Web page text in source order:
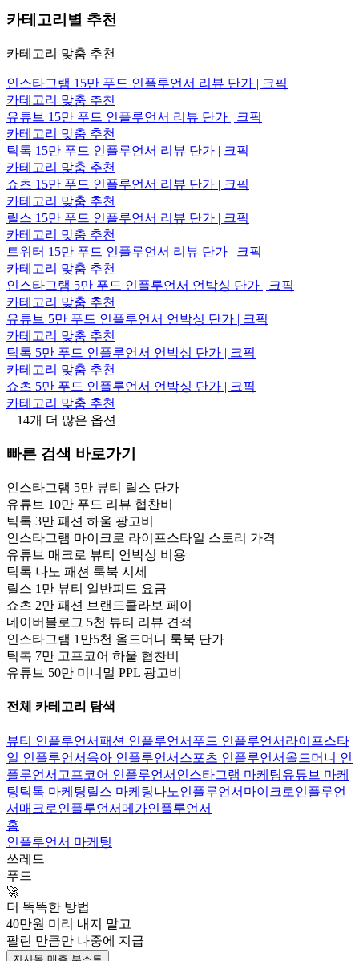
카테고리별 추천
카테고리 맞춤 추천
인스타그램 15만 푸드 인플루언서 리뷰 단가 | 크픽
카테고리 맞춤 추천
유튜브 15만 푸드 인플루언서 리뷰 단가 | 크픽
카테고리 맞춤 추천
틱톡 15만 푸드 인플루언서 리뷰 단가 | 크픽
카테고리 맞춤 추천
쇼츠 15만 푸드 인플루언서 리뷰 단가 | 크픽
카테고리 맞춤 추천
릴스 15만 푸드 인플루언서 리뷰 단가 | 크픽
카테고리 맞춤 추천
트위터 15만 푸드 인플루언서 리뷰 단가 | 크픽
카테고리 맞춤 추천
인스타그램 5만 푸드 인플루언서 언박싱 단가 | 크픽
카테고리 맞춤 추천
유튜브 5만 푸드 인플루언서 언박싱 단가 | 크픽
카테고리 맞춤 추천
틱톡 5만 푸드 인플루언서 언박싱 단가 | 크픽
카테고리 맞춤 추천
쇼츠 5만 푸드 인플루언서 언박싱 단가 | 크픽
카테고리 맞춤 추천
+ 14개 더 많은 옵션
빠른 검색 바로가기
인스타그램 5만 뷰티 릴스 단가
유튜브 10만 푸드 리뷰 협찬비
틱톡 3만 패션 하울 광고비
인스타그램 마이크로 라이프스타일 스토리 가격
유튜브 매크로 뷰티 언박싱 비용
틱톡 나노 패션 룩북 시세
릴스 1만 뷰티 일반피드 요금
쇼츠 2만 패션 브랜드콜라보 페이
네이버블로그 5천 뷰티 리뷰 견적
인스타그램 1만5천 올드머니 룩북 단가
틱톡 7만 고프코어 하울 협찬비
유튜브 50만 미니멀 PPL 광고비
전체 카테고리 탐색
뷰티 인플루언서패션 인플루언서 푸드 인플루언서 라이프스타
일 인플루언서 육아 인플루언서 스포츠 인플루언서 올드머니 인
플루언서 고프코어 인플루언서 인스타그램 마케팅유튜브 마케
팅틱톡 마케팅 릴스 마케팅나노인플루언서 마이크로인플루언
서 매크로인플루언서 메가인플루언서
홈
인플루언서 마케팅
쓰레드
푸드
🚀
더 똑똑한 방법
40만원 미리 내지 말고
팔린 만큼만 나중에 지급